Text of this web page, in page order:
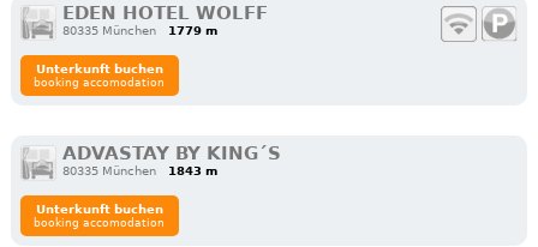
EDEN HOTEL WOLFF
80335 München 1779 m
Unterkunft buchen
booking accomodation
ADVASTAY BY KING´S
80335 München 1843 m
Unterkunft buchen
booking accomodation